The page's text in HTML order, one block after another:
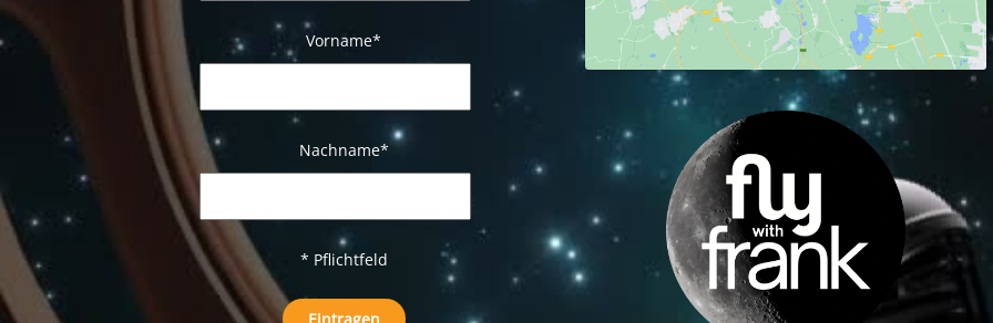
Vorname*
Nachname*
* Pflichtfeld